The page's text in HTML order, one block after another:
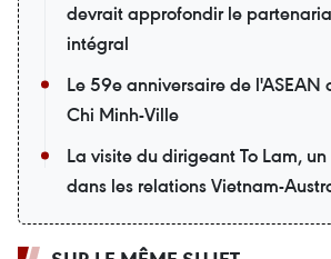
devrait approfondir le
intégral
Le 59e anniversaire de l'ASEAN
Chi Minh-Ville
La visite du dirigeant To Lam,
dans les relations Vietnam-